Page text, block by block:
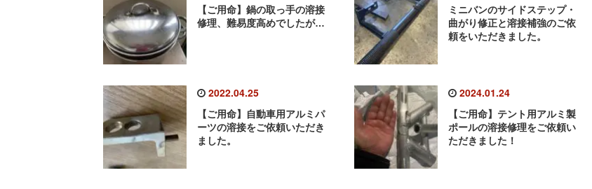
【ご用命】鍋の取っ手の溶接
修理、難易度高めでしたが…
ミニバンのサイドステップ・
曲がり修正と溶接補強のご依
頼をいただきました。
2022.04.25
【ご用命】自動車用アルミパ
ーツの溶接をご依頼いただき
ました。
2024.01.24
【ご用命】テント用アルミ製
ポールの溶接修理をご依頼い
ただきました！